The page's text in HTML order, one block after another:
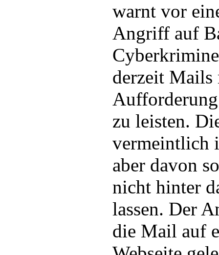
warnt vor
Angriff auf
derzeit Mails
zu leisten.
vermeintlich
aber davon
nicht hinter
lassen. Der
die Mail auf